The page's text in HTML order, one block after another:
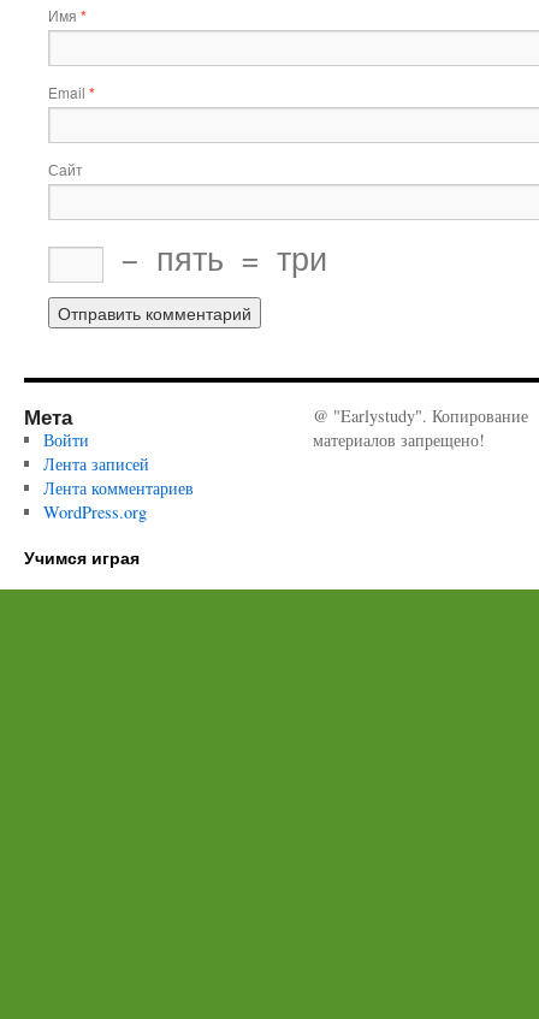
Имя *
Email *
Сайт
− пять = три
Мета
Войти
Лента записей
Лента комментариев
WordPress.org
@ "Earlystudy". Копирование
материалов запрещено!
Учимся играя